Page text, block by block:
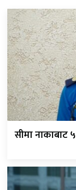
सीमा नाकाबाट